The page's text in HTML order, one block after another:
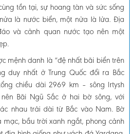
tồn tại, sự hoang tàn và sức sống
là nước biển, một nửa là lửa. Địa
và cảnh quan nước tạo nên một
mệnh danh là “đệ nhất bãi biển trên
duy nhất ở Trung Quốc đổi ra Bắc
chiều dài 2969 km – sông Irtysh
Bãi Ngũ Sắc ở hai bờ sông, với
nhau trải dài từ Bắc vào Nam. Bờ
mạc, bầu trời xanh ngắt, phong cảnh